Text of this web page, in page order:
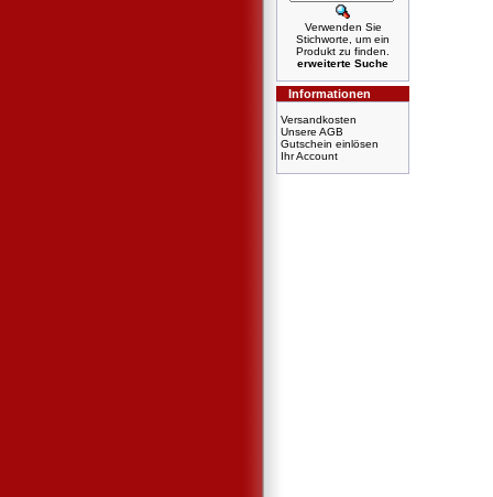
Verwenden Sie
Stichworte, um ein
Produkt zu finden.
erweiterte Suche
Informationen
Versandkosten
Unsere AGB
Gutschein einlösen
Ihr Account